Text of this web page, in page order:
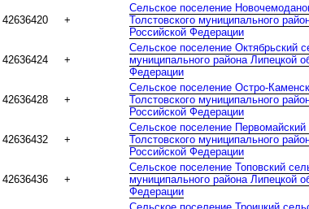
42636420 +
Сельское поселение
Толстовского муниципального
Российской Федерации
42636424 +
Сельское поселение Октябрьский
муниципального района Липецкой
Федерации
42636428 +
Сельское поселение Остро-
Толстовского муниципального
Российской Федерации
42636432 +
Сельское поселение
Толстовского муниципального
Российской Федерации
42636436 +
Сельское поселение Топовский
муниципального района Липецкой
Федерации